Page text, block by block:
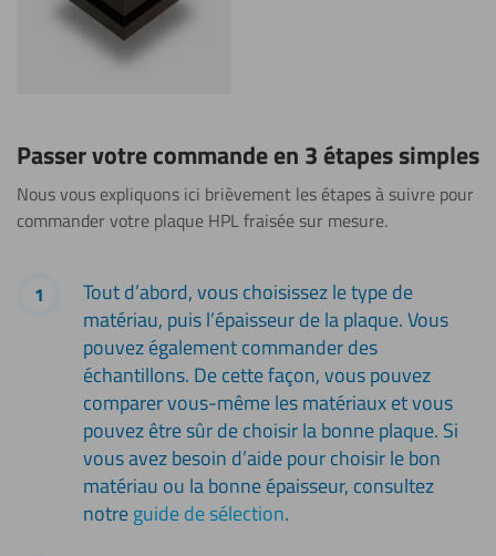
Passer votre commande en 3 étapes simples
Nous vous expliquons ici brièvement les étapes à suivre pour
commander votre plaque HPL fraisée sur mesure.
Tout d’abord, vous choisissez le type de
matériau, puis l’épaisseur de la plaque. Vous
pouvez également commander des
échantillons. De cette façon, vous pouvez
comparer vous-même les matériaux et vous
pouvez être sûr de choisir la bonne plaque. Si
vous avez besoin d’aide pour choisir le bon
matériau ou la bonne épaisseur, consultez
notreguide de sélection.